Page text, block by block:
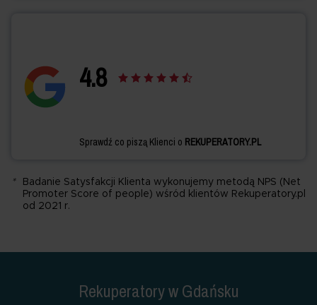
4.8
Sprawdź co piszą Klienci o REKUPERATORY.PL
*
Badanie Satysfakcji Klienta wykonujemy metodą NPS (Net
Promoter Score of people) wśród klientów Rekuperatory.pl
od 2021 r.
Rekuperatory w Gdańsku